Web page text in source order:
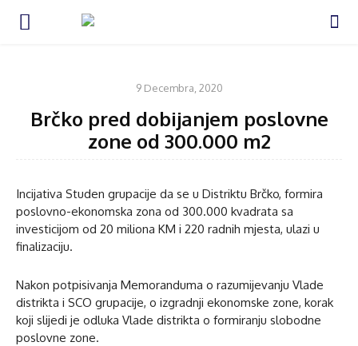
9 Decembra, 2020
Brčko pred dobijanjem poslovne
zone od 300.000 m2
Incijativa Studen grupacije da se u Distriktu Brčko, formira
poslovno-ekonomska zona od 300.000 kvadrata sa
investicijom od 20 miliona KM i 220 radnih mjesta, ulazi u
finalizaciju.
Nakon potpisivanja Memoranduma o razumijevanju Vlade
distrikta i SCO grupacije, o izgradnji ekonomske zone, korak
koji slijedi je odluka Vlade distrikta o formiranju slobodne
poslovne zone.